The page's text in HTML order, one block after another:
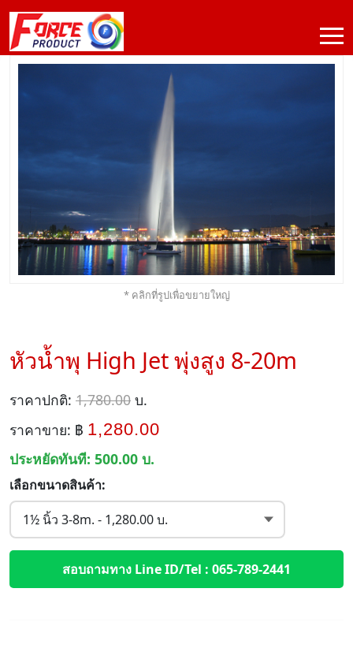
* คลิกที่รูปเพื่อขยายใหญ่
หัวน้ำพุ High Jet พุ่งสูง 8-20m
ราคาปกติ: 1,780.00 บ.
ราคาขาย: ฿ 1,280.00
ประหยัดทันที: 500.00 บ.
เลือกขนาดสินค้า:
สอบถามทาง Line ID/Tel : 065-789-2441